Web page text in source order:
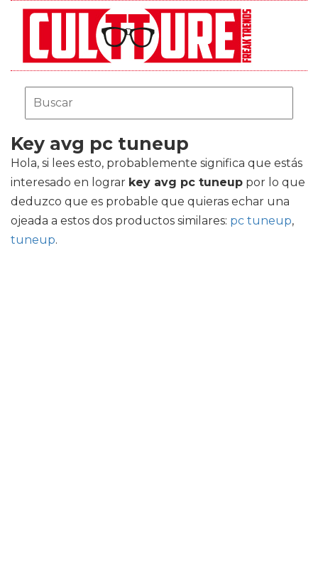
Key avg pc tuneup
Hola, si lees esto, probablemente significa que estás
interesado en lograr key avg pc tuneup por lo que
deduzco que es probable que quieras echar una
ojeada a estos dos productos similares: pc tuneup,
tuneup.